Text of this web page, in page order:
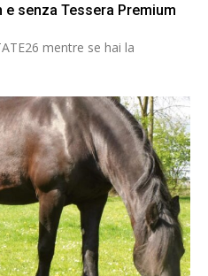
e senza Tessera Premium
mentre se hai la